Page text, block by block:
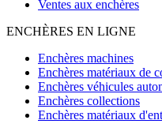
Ventes aux enchères
ENCHÈRES EN LIGNE
Enchères machines
Enchères matériaux de
Enchères véhicules
Enchères collections
Enchères matériaux